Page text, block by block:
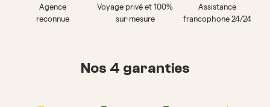
Agence
reconnue
Voyage privé et 100%
sur-mesure
Assistance
francophone 24/24
Nos 4 garanties